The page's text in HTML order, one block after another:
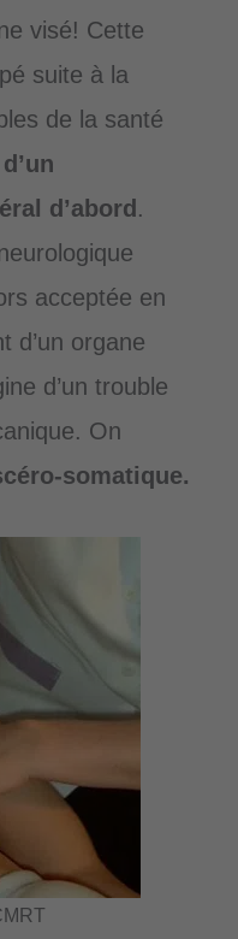
visé! Cette
suite à la
de la santé
d’abord .
acceptée en
d’un organe
d’un trouble
On
somatique.